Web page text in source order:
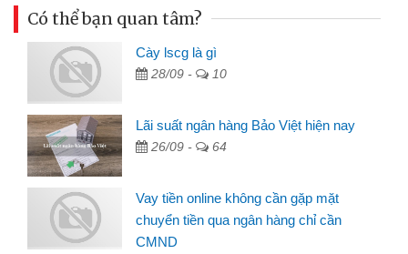
Có thể bạn quan tâm?
Cày lscg là gì
28/09 - 10
Lãi suất ngân hàng Bảo Việt hiện nay
26/09 - 64
Vay tiền online không cần gặp mặt
chuyển tiền qua ngân hàng chỉ cần
CMND